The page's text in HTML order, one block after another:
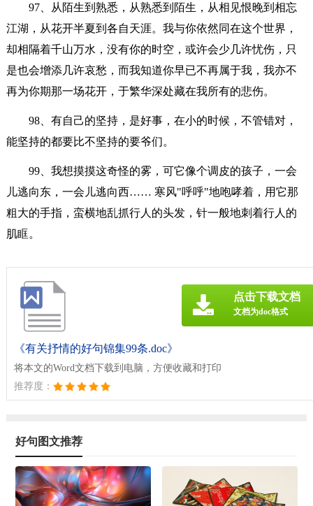
97、从陌生到熟悉，从熟悉到陌生，从相见恨晚到相忘
江湖，从花开半夏到各自天涯。我与你依然同在这个世界，
却相隔着千山万水，没有你的时空，或许会少几许忧伤，只
是也会增添几许哀愁，而我知道你早已不再属于我，我亦不
再为你期那一场花开，于繁华深处藏在我所有的悲伤。
98、有自己的坚持，是好事，在小的时候，不管错对，
能坚持的都要比不坚持的要爷们。
99、我想摸摸这奇怪的雾，可它像个调皮的孩子，一会
儿逃向东，一会儿逃向西…… 寒风"呼呼"地咆哮着，用它那
粗大的手指，蛮横地乱抓行人的头发，针一般地刺着行人的
肌眶。
《有关抒情的好句锦集99条.doc》
将本文的Word文档下载到电脑，方便收藏和打印
推荐度：
点击下载文档
文档为doc格式
好句图文推荐